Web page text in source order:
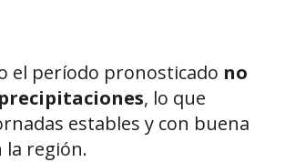
el período pronosticado no
, lo que
estables y con buena
la región.